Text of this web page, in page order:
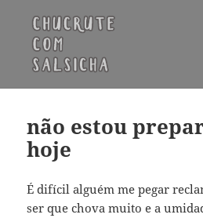
não estou
hoje
É difícil alguém me pegar
ser que chova muito e a